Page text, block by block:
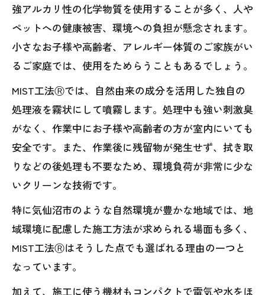
強アルカリ性の化学物質を使用することが多く、人や
ペットへの健康被害、環境への負担が懸念されます。
小さなお子様や高齢者、アレルギー体質のご家族がい
るご家庭では、使用をためらうこともあるでしょう。
MIST工法Ⓡでは、自然由来の成分を活用した独自の
処理液を霧状にして噴霧します。処理中も強い刺激臭
がなく、作業中にお子様や高齢者の方が室内にいても
安全です。また、作業後に残留物が発生せず、拭き取
りなどの後処理も不要なため、環境負荷が非常に少な
いクリーンな技術です。
特に気仙沼市のような自然環境が豊かな地域では、地
域環境に配慮した施工方法が求められる場面も多く、
MIST工法Ⓡはそうした点でも選ばれる理由の一つと
なっています。
加えて、施工に使う機材もコンパクトで電気や水をほ